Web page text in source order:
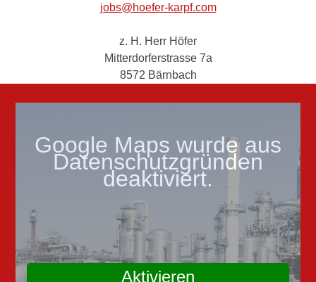
jobs@hoefer-karpf.com
z. H. Herr Höfer
Mitterdorferstrasse 7a
8572 Bärnbach
Google Maps wurde aus
Datenschutzgründen
deaktiviert.
Aktivieren